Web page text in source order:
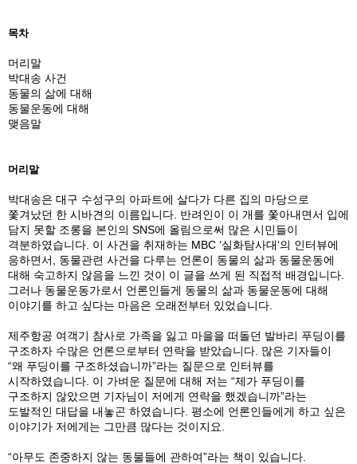
목차
머리말
박대송 사건
동물의 삶에 대해
동물운동에 대해
맺음말
머리말
박대송은 대구 수성구의 아파트에 살다가 다른 집의 마당으로
쫓겨났던 한 시바견의 이름입니다. 반려인이 이 개를 쫓아내면서 입에
담지 못할 조롱을 본인의 SNS에 올림으로써 많은 시민들이
격분하였습니다. 이 사건을 취재하는 MBC ‘실화탐사대‘의 인터뷰에
응하면서, 동물관련 사건을 다루는 언론이 동물의 삶과 동물운동에
대해 숙고하지 않음을 느낀 것이 이 글을 쓰게 된 직접적 배경입니다.
그러나 동물운동가로서 언론인들게 동물의 삶과 동물운동에 대해
이야기를 하고 싶다는 마음은 오래전부터 있었습니다.
제주항공 여객기 참사로 가족을 잃고 마을을 떠돌던 발바리 푸딩이를
구조하자 수많은 언론으로부터 연락을 받았습니다. 많은 기자들이
“왜 푸딩이를 구조하셨습니까”라는 질문으로 인터뷰를
시작하였습니다. 이 가벼운 질문에 대해 저는 “제가 푸딩이를
구조하지 않았으면 기자님이 저에게 연락을 했겠습니까”라는
도발적인 대답을 내놓곤 하였습니다. 평소에 언론인들에게 하고 싶은
이야기가 저에게는 그만큼 많다는 것이지요.
“아무도 존중하지 않는 동물들에 관하여”라는 책이 있습니다.